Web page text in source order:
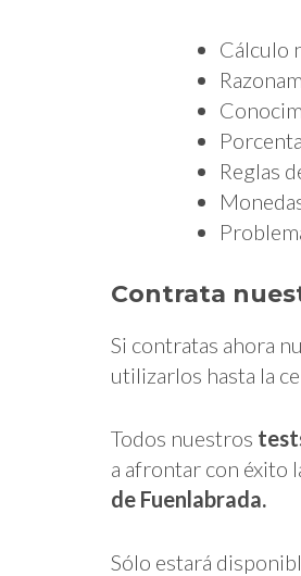
Cálculo
Reglas
Contrata
Si contratas ahora
utilizarlos hasta la
Todos nuestros
a afrontar con éxito
de Fuenlabrada.
Sólo estará